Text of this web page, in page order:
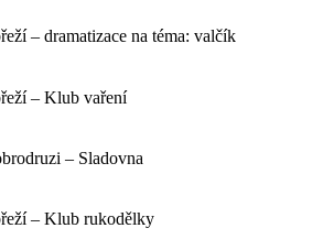
– dramatizace na téma: valčík
– Klub vaření
– Sladovna
– Klub rukodělky